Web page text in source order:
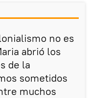
no es
abrió los
de la
sometidos
muchos